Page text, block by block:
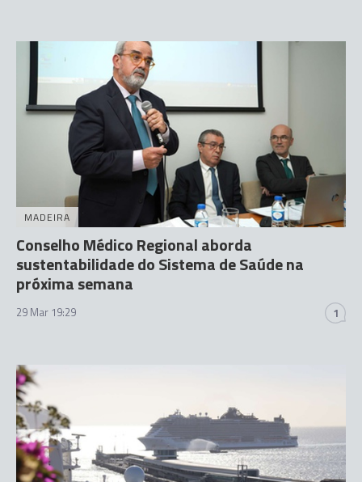
MADEIRA
Conselho Médico Regional aborda
sustentabilidade do Sistema de Saúde na
próxima semana
29 Mar 19:29 1